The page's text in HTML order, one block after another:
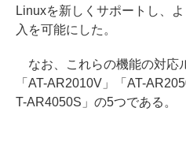
Linuxを新しくサポートし、
入を可能にした。
なお、これらの機能の対応
「AT-AR2010V」「AT-
T-AR4050S」の5つである。